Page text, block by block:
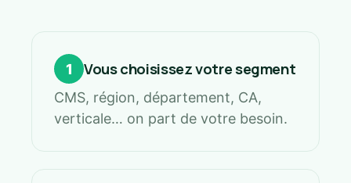
1 Vous choisissez votre segment
CMS, région, département, CA,
verticale… on part de votre besoin.